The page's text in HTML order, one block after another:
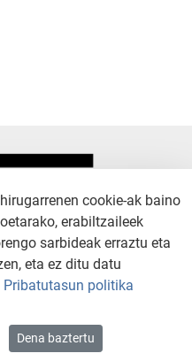
LEGE OHARRA
PRIBATUTASUN POLITIKA
Todos los derechos reservados.
cookie-ak baino
erabiltzaileek
sarbideak erraztu eta
eta ez ditu datu
Pribatutasun politika
Dena baztertu